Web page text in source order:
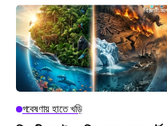
গবেষণায় হাতে খড়ি